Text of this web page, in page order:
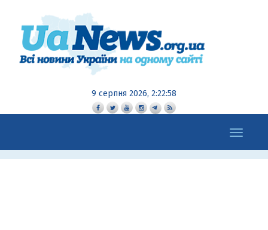
9 серпня 2026, 2:22:59
Toggle
navigation